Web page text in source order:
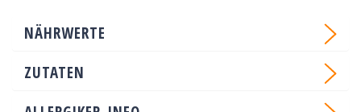
NÄHRWERTE
ZUTATEN